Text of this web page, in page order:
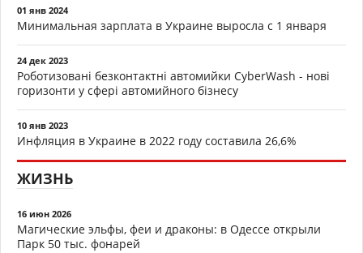
01 янв 2024
Минимальная зарплата в Украине выросла с 1 января
24 дек 2023
Роботизовані безконтактні автомийки CyberWash - нові
горизонти у сфері автомийного бізнесу
10 янв 2023
Инфляция в Украине в 2022 году составила 26,6%
ЖИЗНЬ
16 июн 2026
Магические эльфы, феи и драконы: в Одессе открыли
Парк 50 тыс. фонарей